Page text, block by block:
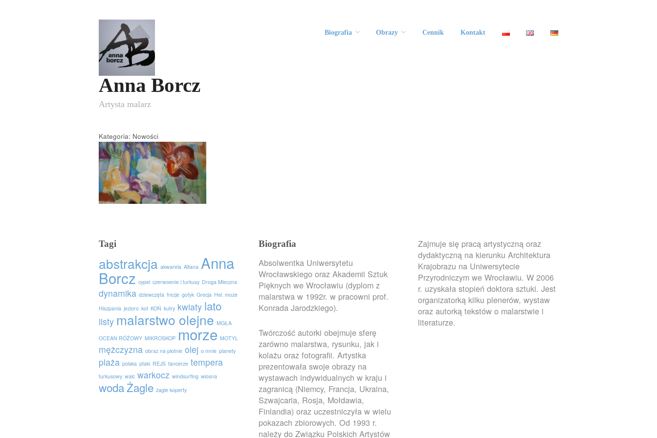
Anna Borcz
Artysta malarz
Biografia Obrazy Cennik Kontakt
Kategoria: Nowości
Tagi
abstrakcja akwarela Altana Anna
Borcz cypel czerwoenie i turkusy Droga Mleczna
dynamika dziewczęta frezje gotyk Grecja Hel. moze
Hiszpania jezioro kot KOŃ kutry kwiaty lato
listy malarstwo olejne MGŁA
OCEAN RÓŻOWY MIKROSKOP morze MOTYL
mężczyzna obraz na plotnie olej o mnie planety
plaża polska ptaki REJS tancerze tempera
turkusowy walc warkocz windsurfing wiosna
wodaŻagle żagle koperty
Biografia
Absolwentka Uniwersytetu
Wrocławskiego oraz Akademii Sztuk
Pięknych we Wrocławiu (dyplom z
malarstwa w 1992r. w pracowni prof.
Konrada Jarodzkiego).
Twórczość autorki obejmuje sferę
zarówno malarstwa, rysunku, jak i
kolażu oraz fotografii. Artystka
prezentowała swoje obrazy na
wystawach indywidualnych w kraju i
zagranicą (Niemcy, Francja, Ukraina,
Szwajcaria, Rosja, Mołdawia,
Finlandia) oraz uczestniczyła w wielu
pokazach zbiorowych. Od 1993 r.
należy do Związku Polskich Artystów
Zajmuje się pracą artystyczną oraz
dydaktyczną na kierunku Architektura
Krajobrazu na Uniwersytecie
Przyrodniczym we Wrocławiu. W 2006
r. uzyskała stopień doktora sztuki. Jest
organizatorką kilku plenerów, wystaw
oraz autorką tekstów o malarstwie i
literaturze.